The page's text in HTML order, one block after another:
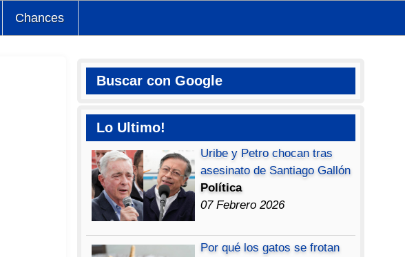
Chances
Buscar con Google
Lo Ultimo!
Uribe y Petro chocan tras
asesinato de Santiago Gallón
Política
07 Febrero 2026
Por qué los gatos se frotan